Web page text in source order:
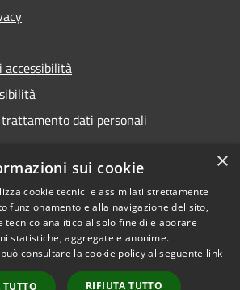
accessibilità
dati personali
Copyright © 2026 • Comune di
Pioltello • Powered by
Municipium•Accesso
redazione
×
sui cookie
cookie tecnici e assimilati strettamente
funzionamento e alla navigazione del sito,
tecnico analitico al solo fine di elaborare
statistiche, aggregate e anonime.
consultare la cookie policy al seguente link
TUTTO RIFIUTA TUTTO